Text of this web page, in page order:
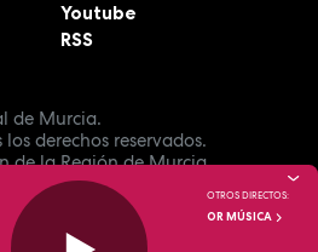
de Murcia.
los derechos reservados.
de la Región de Murcia.
Youtube
RSS
OTROS DIRECTOS:
OR MÚSICA